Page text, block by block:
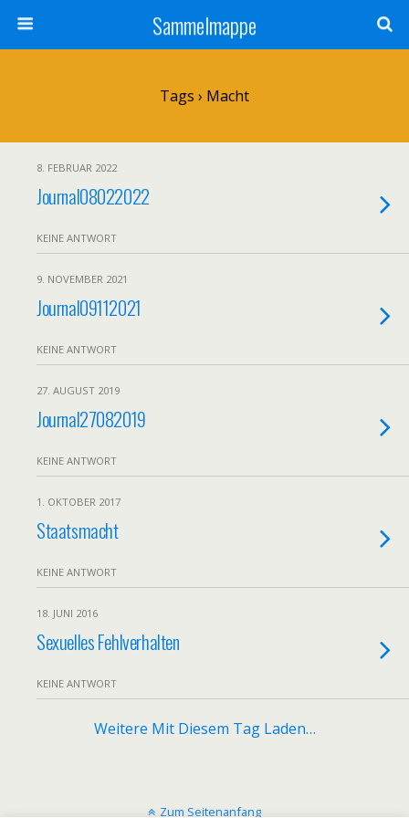
Sammelmappe
Tags › Macht
8. FEBRUAR 2022
Journal08022022
KEINE ANTWORT
9. NOVEMBER 2021
Journal09112021
KEINE ANTWORT
27. AUGUST 2019
Journal27082019
KEINE ANTWORT
1. OKTOBER 2017
Staatsmacht
KEINE ANTWORT
18. JUNI 2016
Sexuelles Fehlverhalten
KEINE ANTWORT
Weitere Mit Diesem Tag Laden…
Zum Seitenanfang